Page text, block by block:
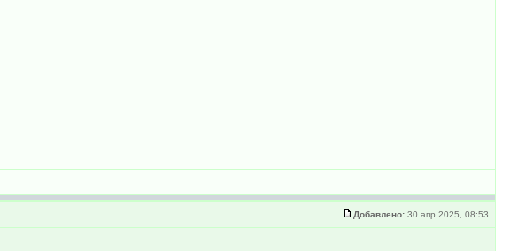
Добавлено: 30 апр 2025, 08:53